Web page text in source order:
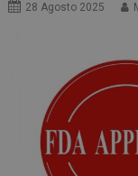
28 Agosto 2025
tracking-